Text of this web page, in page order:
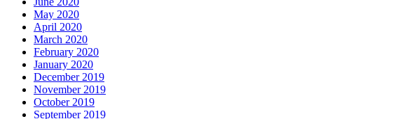
May 2020
April 2020
March 2020
February 2020
January 2020
December 2019
November 2019
October 2019
September 2019